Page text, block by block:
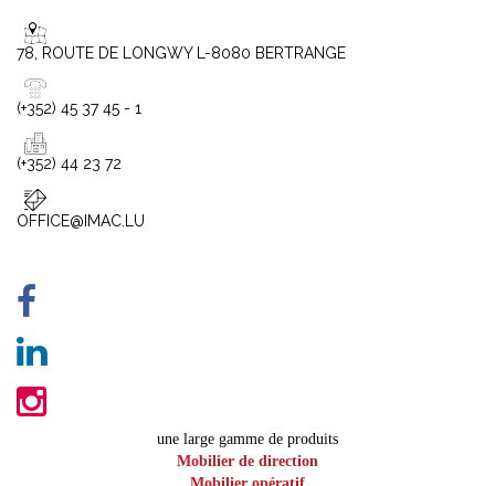
78, ROUTE DE LONGWY L-8080 BERTRANGE
(+352) 45 37 45 - 1
(+352) 44 23 72
OFFICE@IMAC.LU
une large gamme de produits
Mobilier de direction